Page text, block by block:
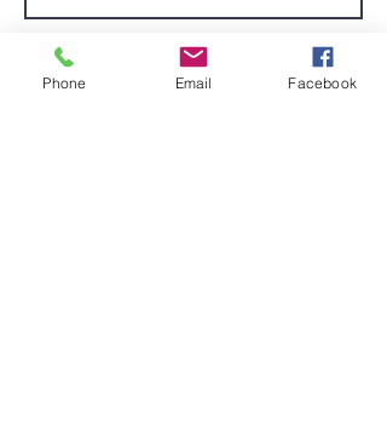
Enviar
Phone Email Facebook